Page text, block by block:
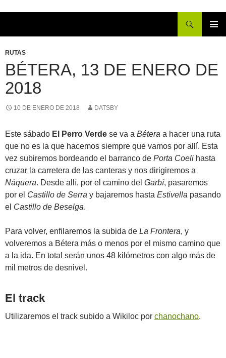
CONTENIDO
RUTAS
BÉTERA, 13 DE ENERO DE
2018
10 DE ENERO DE 2018 DATSBY
Este sábado El Perro Verde se va a Bétera a hacer una ruta
que no es la que hacemos siempre que vamos por allí. Esta
vez subiremos bordeando el barranco de Porta Coeli hasta
cruzar la carretera de las canteras y nos dirigiremos a
Náquera. Desde allí, por el camino del Garbí, pasaremos
por el Castillo de Serra y bajaremos hasta Estivella pasando
el Castillo de Beselga.
Para volver, enfilaremos la subida de La Frontera, y
volveremos a Bétera más o menos por el mismo camino que
a la ida. En total serán unos 48 kilómetros con algo más de
mil metros de desnivel.
El track
Utilizaremos el track subido a Wikiloc por chanochano.